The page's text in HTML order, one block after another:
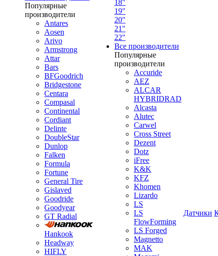
Популярные
производители
Antares
Aosen
Arivo
Armstrong
Attar
Bars
BFGoodrich
Bridgestone
Centara
Compasal
Continental
Cordiant
Delinte
DoubleStar
Dunlop
Falken
Formula
Fortune
General Tire
Gislaved
Goodride
Goodyear
GT Radial
Hankook
Headway
HIFLY
18"
19"
20"
21"
22"
Все производители
Популярные
производители
Accuride
AEZ
ALCAR
HYBRIDRAD
Alcasta
Alutec
Carwel
Cross Street
Dezent
Dotz
iFree
K&K
KFZ
Khomen
Lizardo
LS
LS
FlowForming
LS Forged
Magnetto
MAK
Датчики